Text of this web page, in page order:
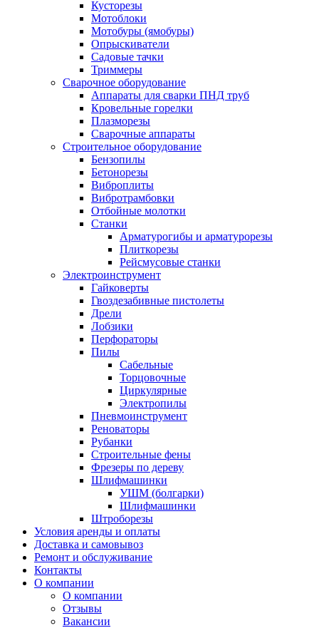
Кусторезы
Мотоблоки
Мотобуры (ямобуры)
Опрыскиватели
Садовые тачки
Триммеры
Сварочное оборудование
Аппараты для сварки ПНД труб
Кровельные горелки
Плазморезы
Сварочные аппараты
Строительное оборудование
Бензопилы
Бетонорезы
Виброплиты
Вибротрамбовки
Отбойные молотки
Станки
Арматурогибы и арматурорезы
Плиткорезы
Рейсмусовые станки
Электроинструмент
Гайковерты
Гвоздезабивные пистолеты
Дрели
Лобзики
Перфораторы
Пилы
Сабельные
Торцовочные
Циркулярные
Электропилы
Пневмоинструмент
Реноваторы
Рубанки
Строительные фены
Фрезеры по дереву
Шлифмашинки
УШМ (болгарки)
Шлифмашинки
Штроборезы
Условия аренды и оплаты
Доставка и самовывоз
Ремонт и обслуживание
Контакты
О компании
О компании
Отзывы
Вакансии